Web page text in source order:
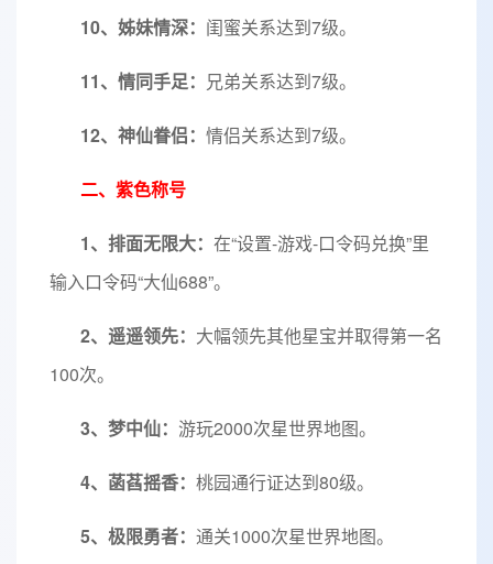
10、姊妹情深： 闺蜜关系达到7级。
11、情同手足： 兄弟关系达到7级。
12、神仙眷侣： 情侣关系达到7级。
二、紫色称号
1、排面无限大： 在“设置-游戏-口令码兑换”里
输入口令码“大仙688”。
2、遥遥领先： 大幅领先其他星宝并取得第一名
100次。
3、梦中仙： 游玩2000次星世界地图。
4、菡萏摇香： 桃园通行证达到80级。
5、极限勇者： 通关1000次星世界地图。